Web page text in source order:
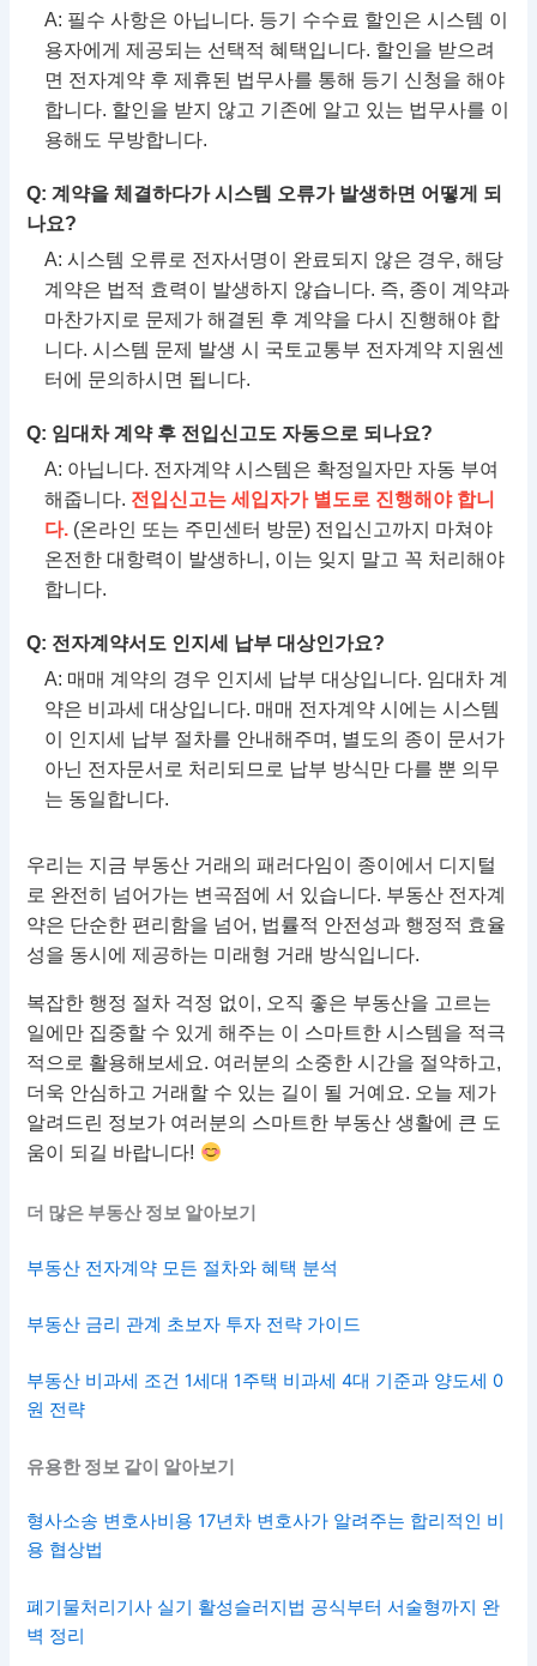
A: 필수 사항은 아닙니다. 등기 수수료 할인은 시스템 이
용자에게 제공되는 선택적 혜택입니다. 할인을 받으려
면 전자계약 후 제휴된 법무사를 통해 등기 신청을 해야
합니다. 할인을 받지 않고 기존에 알고 있는 법무사를 이
용해도 무방합니다.
Q: 계약을 체결하다가 시스템 오류가 발생하면 어떻게 되
나요?
A: 시스템 오류로 전자서명이 완료되지 않은 경우, 해당
계약은 법적 효력이 발생하지 않습니다. 즉, 종이 계약과
마찬가지로 문제가 해결된 후 계약을 다시 진행해야 합
니다. 시스템 문제 발생 시 국토교통부 전자계약 지원센
터에 문의하시면 됩니다.
Q: 임대차 계약 후 전입신고도 자동으로 되나요?
A: 아닙니다. 전자계약 시스템은 확정일자만 자동 부여
해줍니다. 전입신고는 세입자가 별도로 진행해야 합니
다. (온라인 또는 주민센터 방문) 전입신고까지 마쳐야
온전한 대항력이 발생하니, 이는 잊지 말고 꼭 처리해야
합니다.
Q: 전자계약서도 인지세 납부 대상인가요?
A: 매매 계약의 경우 인지세 납부 대상입니다. 임대차 계
약은 비과세 대상입니다. 매매 전자계약 시에는 시스템
이 인지세 납부 절차를 안내해주며, 별도의 종이 문서가
아닌 전자문서로 처리되므로 납부 방식만 다를 뿐 의무
는 동일합니다.
우리는 지금 부동산 거래의 패러다임이 종이에서 디지털
로 완전히 넘어가는 변곡점에 서 있습니다. 부동산 전자계
약은 단순한 편리함을 넘어, 법률적 안전성과 행정적 효율
성을 동시에 제공하는 미래형 거래 방식입니다.
복잡한 행정 절차 걱정 없이, 오직 좋은 부동산을 고르는
일에만 집중할 수 있게 해주는 이 스마트한 시스템을 적극
적으로 활용해보세요. 여러분의 소중한 시간을 절약하고,
더욱 안심하고 거래할 수 있는 길이 될 거예요. 오늘 제가
알려드린 정보가 여러분의 스마트한 부동산 생활에 큰 도
움이 되길 바랍니다!
더 많은 부동산 정보 알아보기
부동산 전자계약 모든 절차와 혜택 분석
부동산 금리 관계 초보자 투자 전략 가이드
부동산 비과세 조건 1세대 1주택 비과세 4대 기준과 양도세 0
원 전략
유용한 정보 같이 알아보기
형사소송 변호사비용 17년차 변호사가 알려주는 합리적인 비
용 협상법
폐기물처리기사 실기 활성슬러지법 공식부터 서술형까지 완
벽 정리